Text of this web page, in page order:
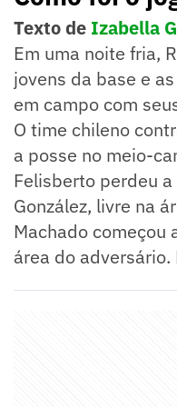
Texto de Izabella
Em uma noite fria,
jovens da base e
em campo com
O time chileno
a posse no meio-
Felisberto perdeu
González, livre na
Machado começou
área do